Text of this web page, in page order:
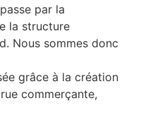
par la
la structure
Nous sommes donc
grâce à la création
commerçante,